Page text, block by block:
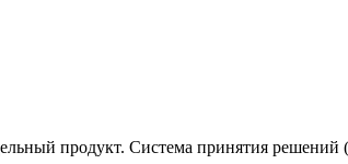
продукт. Система принятия